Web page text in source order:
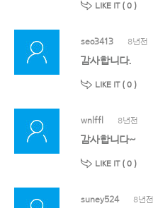
LIKE IT ( 0 )
seo3413 8년전
감사합니다.
LIKE IT ( 0 )
wnlffl 8년전
감사합니다~
LIKE IT ( 0 )
suney524 8년전